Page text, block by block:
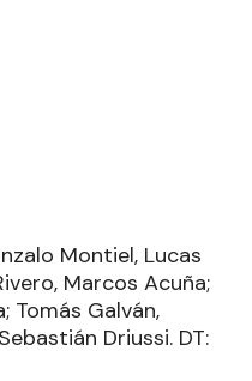
Montiel, Lucas
Marcos Acuña;
Tomás Galván,
Driussi. DT: